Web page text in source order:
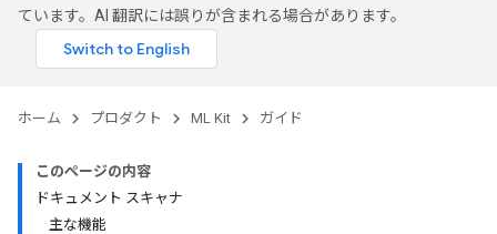
ています。AI 翻訳には誤りが含まれる場合があります。
ホーム プロダクト ML Kit ガイド
このページの内容
ドキュメント スキャナ
主な機能